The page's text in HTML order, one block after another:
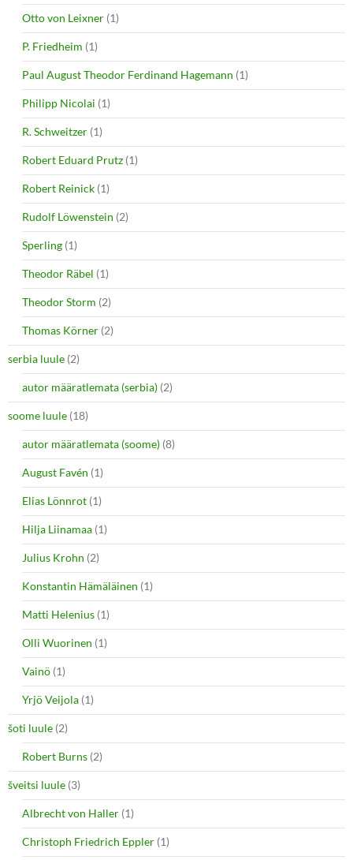
Otto von Leixner (1)
P. Friedheim (1)
Paul August Theodor Ferdinand Hagemann (1)
Philipp Nicolai (1)
R. Schweitzer (1)
Robert Eduard Prutz (1)
Robert Reinick (1)
Rudolf Löwenstein (2)
Sperling (1)
Theodor Räbel (1)
Theodor Storm (2)
Thomas Körner (2)
serbia luule (2)
autor määratlemata (serbia) (2)
soome luule (18)
autor määratlemata (soome) (8)
August Favén (1)
Elias Lönnrot (1)
Hilja Liinamaa (1)
Julius Krohn (2)
Konstantin Hämäläinen (1)
Matti Helenius (1)
Olli Wuorinen (1)
Vainö (1)
Yrjö Veijola (1)
šoti luule (2)
Robert Burns (2)
šveitsi luule (3)
Albrecht von Haller (1)
Christoph Friedrich Eppler (1)